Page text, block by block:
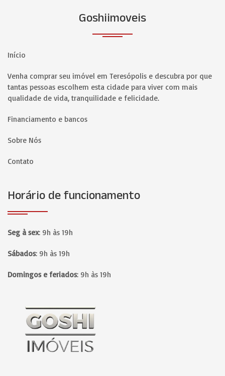
Goshiimoveis
Início
Venha comprar seu imóvel em Teresópolis e descubra por que
tantas pessoas escolhem esta cidade para viver com mais
qualidade de vida, tranquilidade e felicidade.
Financiamento e bancos
Sobre Nós
Contato
Horário de funcionamento
Seg à sex: 9h às 19h
Sábados: 9h às 19h
Domingos e feriados: 9h às 19h
Página inicial